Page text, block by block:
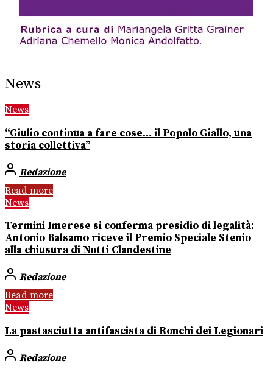
News
News
“Giulio continua a fare cose… il Popolo Giallo, una
storia collettiva”
Redazione
Read more
News
Termini Imerese si conferma presidio di legalità:
Antonio Balsamo riceve il Premio Speciale Stenio
alla chiusura di Notti Clandestine
Redazione
Read more
News
La pastasciutta antifascista di Ronchi dei Legionari
Redazione